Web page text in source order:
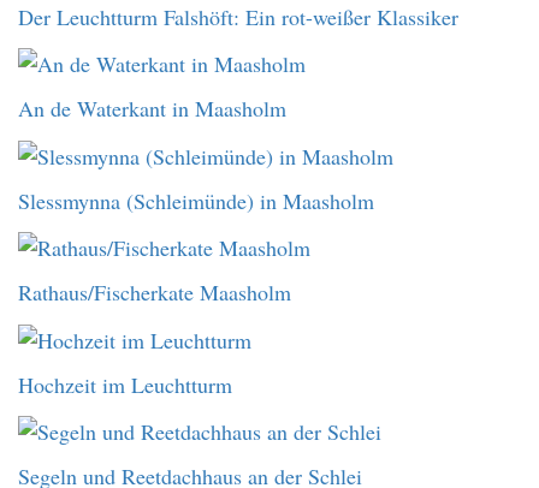
Der Leuchtturm Falshöft: Ein rot-weißer Klassiker
An de Waterkant in Maasholm
Slessmynna (Schleimünde) in Maasholm
Rathaus/Fischerkate Maasholm
Hochzeit im Leuchtturm
Segeln und Reetdachhaus an der Schlei